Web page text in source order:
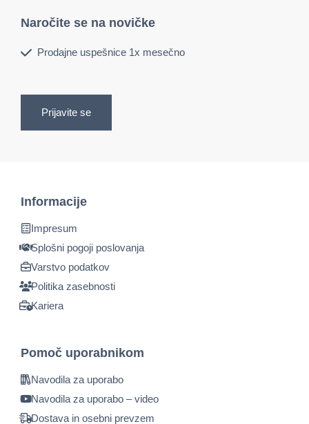
Naročite se na novičke
Prodajne uspešnice 1x mesečno
Prijavite se
Informacije
Impresum
Splošni pogoji poslovanja
Varstvo podatkov
Politika zasebnosti
Kariera
Pomoč uporabnikom
Navodila za uporabo
Navodila za uporabo – video
Dostava in osebni prevzem